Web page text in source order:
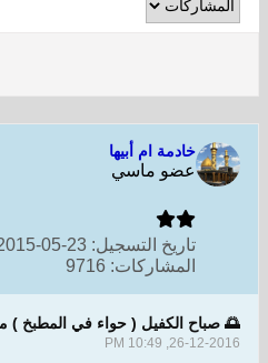
خادمة ام أبيها
عضو ماسي
تاريخ التسجيل: 23-05-2015
المشاركات: 9716
🌅 صباح الكفيل ( حواء في المطبخ )
26-12-2016, 10:49 PM